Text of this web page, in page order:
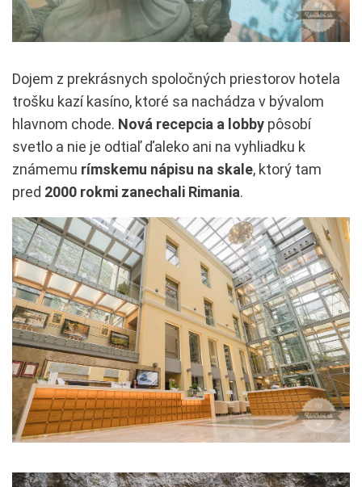
Dojem z prekrásnych spoločných priestorov hotela
trošku kazí kasíno, ktoré sa nachádza v bývalom
hlavnom chode. Nová recepcia a lobby pôsobí
svetlo a nie je odtiaľ ďaleko ani na vyhliadku k
známemu rímskemu nápisu na skale, ktorý tam
pred 2000 rokmi zanechali Rimania.